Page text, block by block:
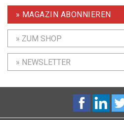
» MAGAZIN ABONNIEREN
» ZUM SHOP
» NEWSLETTER